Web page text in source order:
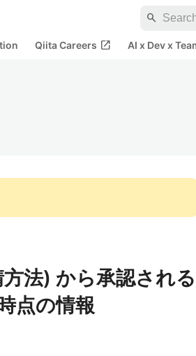
search
Qiita Careers open_in_new AI x Dev x
法) から承認される
点の情報